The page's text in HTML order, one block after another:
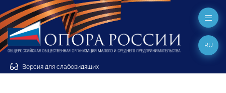
Версия для слабовидящих
RU